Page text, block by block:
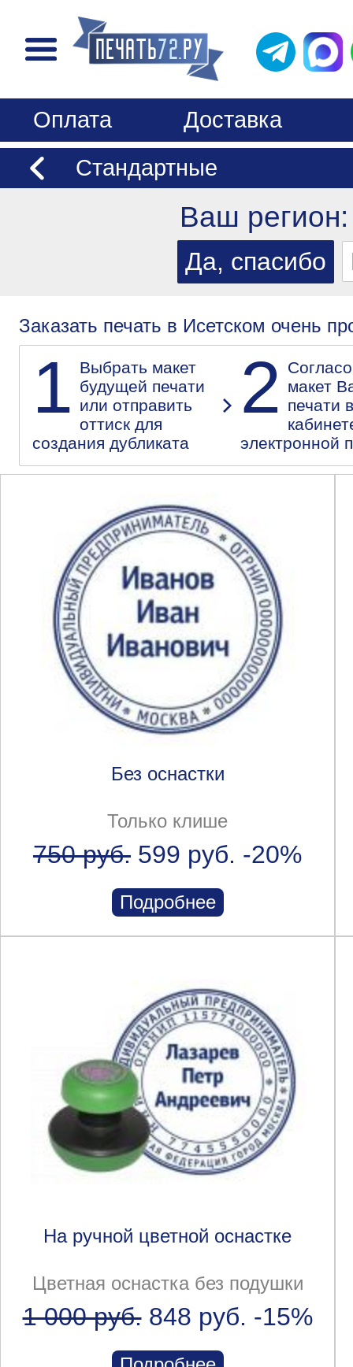
Оплата
Доставка
Стандартные
Ваш
Заказать печать в Исетском очень
1 Выбрать макет
будущей печати
или отправить
оттиск для
создания дубликата
2
макет
печати
электронной
Без оснастки
Только клише
750 руб. 599 руб. -20%
Подробнее
На ручной цветной оснастке
Цветная оснастка без подушки
1 000 руб.848 руб. -15%